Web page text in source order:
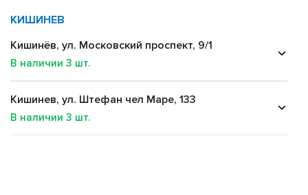
КИШИНЕВ
Кишинёв, ул. Московский проспект, 9/1
В наличии 3 шт.
Кишинев, ул. Штефан чел Маре, 133
В наличии 3 шт.